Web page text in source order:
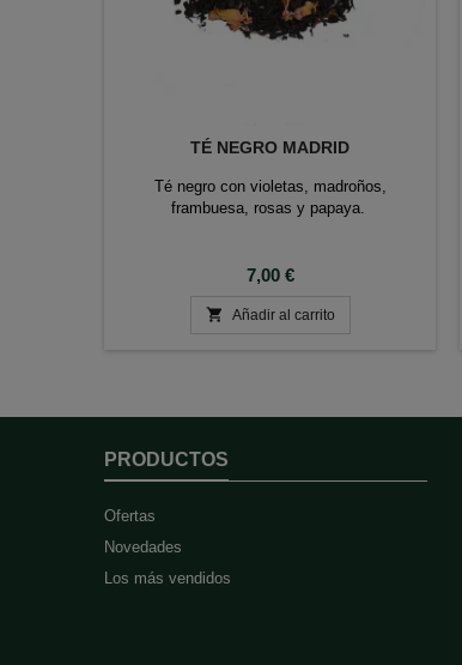
TÉ NEGRO MADRID
Té negro con violetas, madroños,
frambuesa, rosas y papaya.
Precio
7,00 €
 Añadir al carrito
PRODUCTOS
Ofertas
Novedades
Los más vendidos